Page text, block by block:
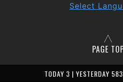
Select
PAGE
TODAY 3 | YESTERDAY